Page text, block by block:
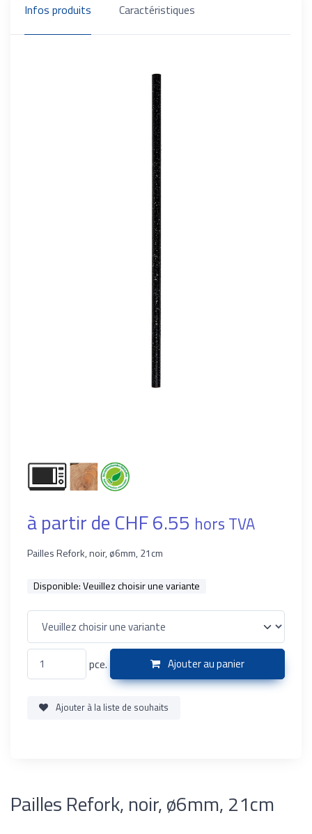
Infos produits Caractéristiques
à partir de CHF 6.55 hors TVA
Pailles Refork, noir, ø6mm, 21cm
Disponible:Veuillez choisir une variante
pce. Ajouter au panier
Ajouter à la liste de souhaits
Pailles Refork, noir, ø6mm, 21cm